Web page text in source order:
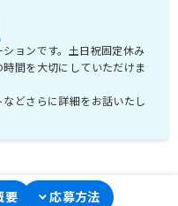
ョンです。土日祝固定休み
間を大切にしていただけま
どさらに詳細をお話いたし
要 応募方法